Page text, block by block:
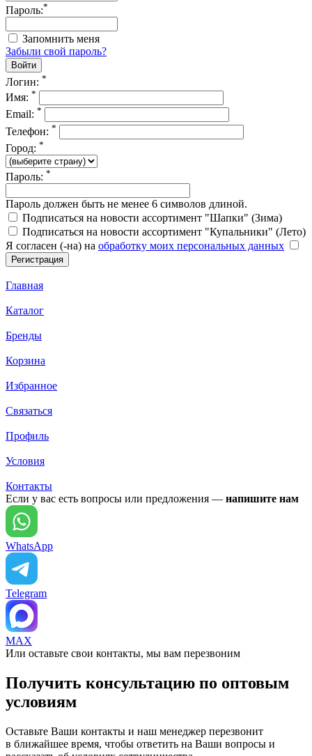
Пароль:*
Запомнить меня
Забыли свой пароль?
Логин: *
Имя: *
Email: *
Телефон: *
Город: *
Пароль: *
Пароль должен быть не менее 6 символов длиной.
Подписаться на новости ассортимент "Шапки" (Зима)
Подписаться на новости ассортимент "Купальники" (Лето)
Я согласен (-на) на обработку моих персональных данных
Главная
Каталог
Бренды
Корзина
Избранное
Связаться
Профиль
Условия
Контакты
Если у вас есть вопросы или предложения — напишите нам
WhatsApp
Telegram
MAX
Или оставьте свои контакты, мы вам перезвоним
Получить консультацию по оптовым
условиям
Оставьте Ваши контакты и наш менеджер перезвонит
в ближайшее время, чтобы ответить на Ваши вопросы и